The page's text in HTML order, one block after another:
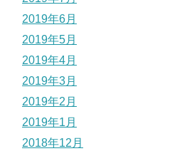
2019年6月
2019年5月
2019年4月
2019年3月
2019年2月
2019年1月
2018年12月